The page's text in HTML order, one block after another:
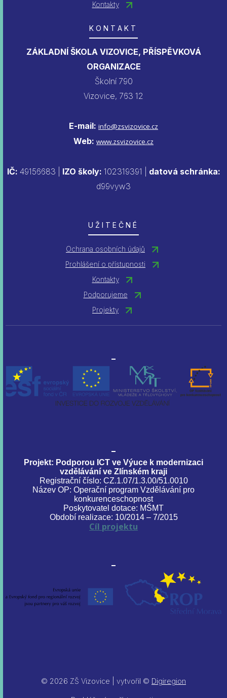
Kontakty
KONTAKT
ZÁKLADNÍ ŠKOLA VIZOVICE, PŘÍSPĚVKOVÁ
ORGANIZACE
Školní 790
Vizovice, 763 12
E-mail: info@zsvizovice.cz
Web: www.zsvizovice.cz
IČ: 49156683 | IZO školy: 102319391 | datová schránka:
d99vyw3
UŽITEČNÉ
Ochrana osobních údajů
Prohlášení o přístupnosti
Kontakty
Podporujeme
Projekty
Projekt: Podporou ICT ve Výuce k modernizaci
vzdělávání ve Zlínském kraji
Registrační číslo: CZ.1.07/1.3.00/51.0010
Název OP: Operační program Vzdělávání pro
konkurenceschopnost
Poskytovatel dotace: MŠMT
Období realizace: 10/2014 – 7/2015
Cíl projektu
© 2026 ZŠ Vizovice | vytvořil © Digiregion